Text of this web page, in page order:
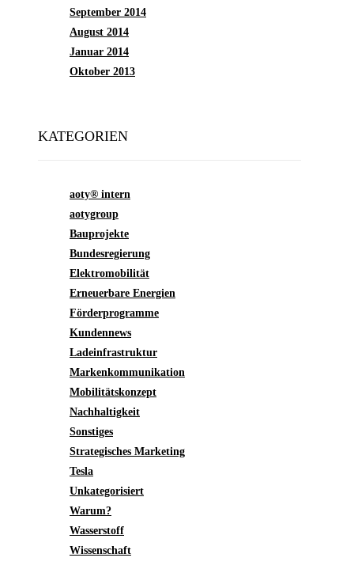
September 2014
August 2014
Januar 2014
Oktober 2013
KATEGORIEN
aoty® intern
aotygroup
Bauprojekte
Bundesregierung
Elektromobilität
Erneuerbare Energien
Förderprogramme
Kundennews
Ladeinfrastruktur
Markenkommunikation
Mobilitätskonzept
Nachhaltigkeit
Sonstiges
Strategisches Marketing
Tesla
Unkategorisiert
Warum?
Wasserstoff
Wissenschaft